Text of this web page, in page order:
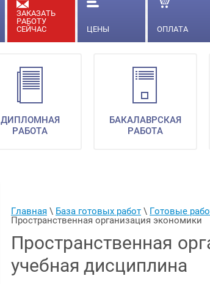
ЗАКАЗАТЬ
РАБОТУ
СЕЙЧАС
ЦЕНЫ ОПЛАТА
ДИПЛОМНАЯ
РАБОТА
БАКАЛАВРСКАЯ
РАБОТА
Главная \ База готовых работ \ Готовые
Пространственная организация экономики
Пространственная
учебная дисциплина